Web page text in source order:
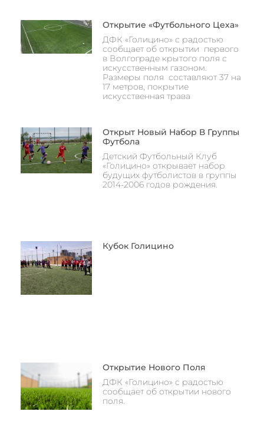
Открытие «Футбольного Цеха»
ДФК «Голицино» с радостью
сообщает об открытии первого
в Волгограде крытого поля с
искусственным газоном.
Размеры поля составляют 37 на
17 метров, покрытие
искусственная трава
Открыт Новый Набор В Группы
Футбола
Детский Футбольный Клуб
«Голицино» открывает набор
будущих футболистов в группы
2014-2006 годов рождения.
Кубок Голицино
Открытие Нового Поля
ДФК «Голицино» с радостью
сообщает об открытии нового
поля.